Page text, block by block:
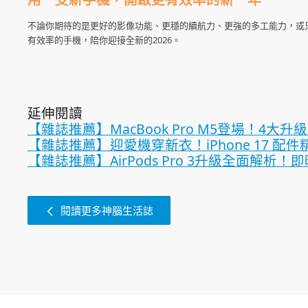
不論你期待的是更好的影像功能、更穩的續航力、更強的多工能力，
有效率的手機，陪你迎接全新的2026。
延伸閱讀
【雜誌推薦】MacBook Pro M5登場！4大升
【雜誌推薦】迎愛機穿新衣！iPhone 17 配件
【雜誌推薦】AirPods Pro 3升級全面解析！
閱讀更多神腦生活誌